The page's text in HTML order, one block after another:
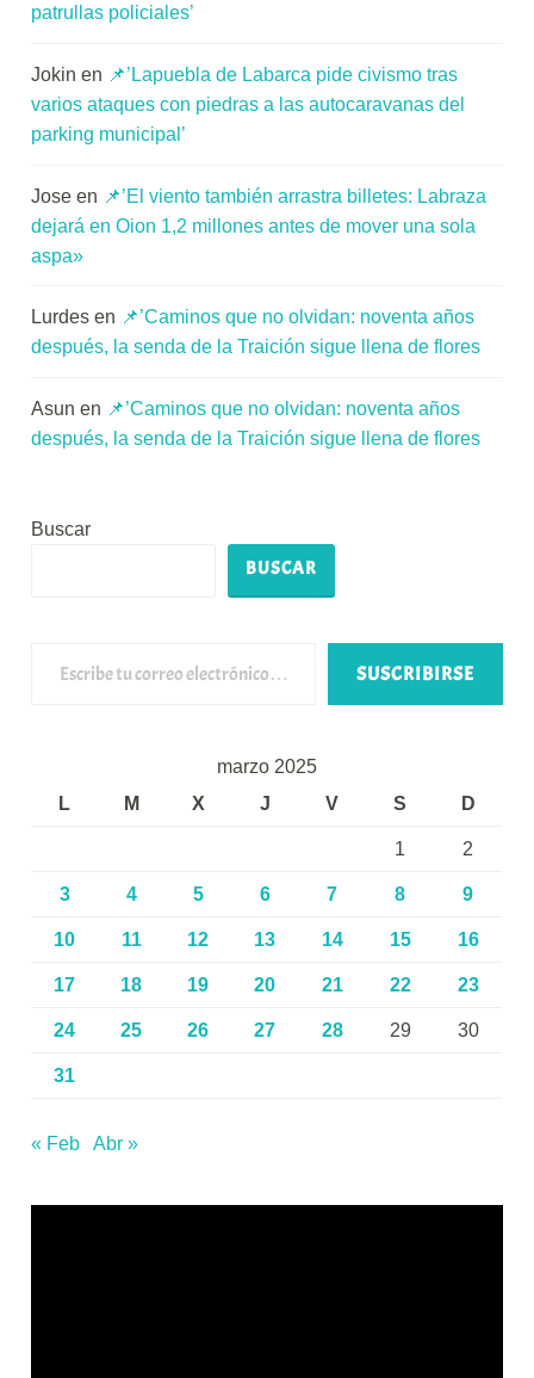
patrullas policiales’
Jokin en 📌’Lapuebla de Labarca pide civismo tras
varios ataques con piedras a las autocaravanas del
parking municipal’
Jose en 📌’El viento también arrastra billetes: Labraza
dejará en Oion 1,2 millones antes de mover una sola
aspa»
Lurdes en 📌’Caminos que no olvidan: noventa años
después, la senda de la Traición sigue llena de flores
Asun en 📌’Caminos que no olvidan: noventa años
después, la senda de la Traición sigue llena de flores
Buscar
BUSCAR
SUSCRIBIRSE
marzo 2025
L
M X J V S D
1 2
3 4 5 6 7 8 9
10 11 12 13 14 15 16
17 18 19 20 21 22 23
24 25 26 27 28 29 30
31
« Feb Abr »